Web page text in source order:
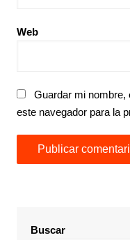
Web
Guardar mi nombre,
este navegador para la
Buscar